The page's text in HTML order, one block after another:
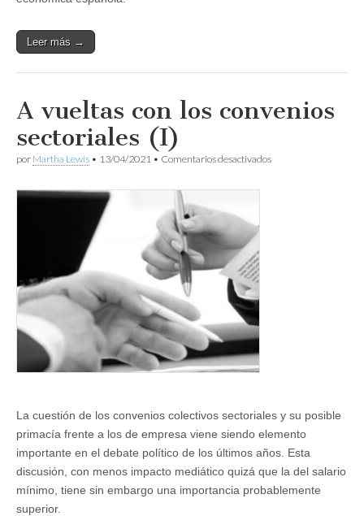
Leer más →
A vueltas con los convenios
sectoriales (I)
por Martha Lewis • 13/04/2021 • Comentarios desactivadosen
La cuestión de los convenios colectivos sectoriales y su posible
primacía frente a los de empresa viene siendo elemento
importante en el debate político de los últimos años. Esta
discusión, con menos impacto mediático quizá que la del salario
mínimo, tiene sin embargo una importancia probablemente
superior.